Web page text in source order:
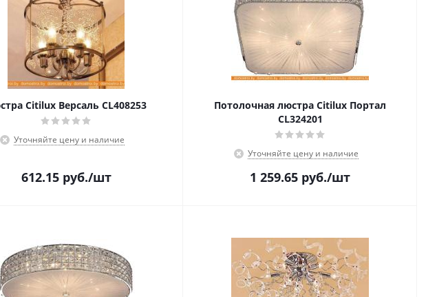
Citilux Версаль CL408253
Уточняйте цену и наличие
612.15руб./шт
Потолочная люстра Citilux Портал
CL324201
Уточняйте цену и наличие
1 259.65 руб./шт